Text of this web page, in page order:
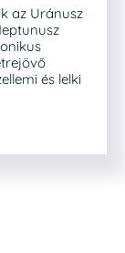
az Uránusz
és lelki